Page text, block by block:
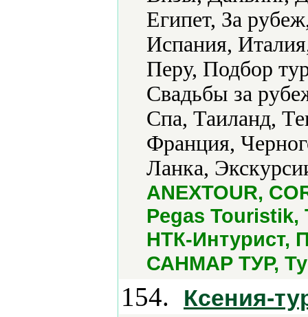
Египет, За
Испания,
Перу, Подбор
Свадьбы за
Спа, Таиланд,
Франция,
Ланка,
ANEXTOUR,
Pegas Touristik,
НТК-Интурист,
САНМАР ТУР,
154. Ксения-